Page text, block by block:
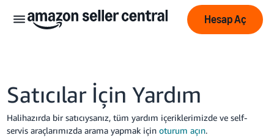
Hesap Aç
Satıcılar İçin Yardım
Halihazırda bir satıcıysanız, tüm yardım içeriklerimizde ve self-
servis araçlarımızda arama yapmak içinoturum açın.